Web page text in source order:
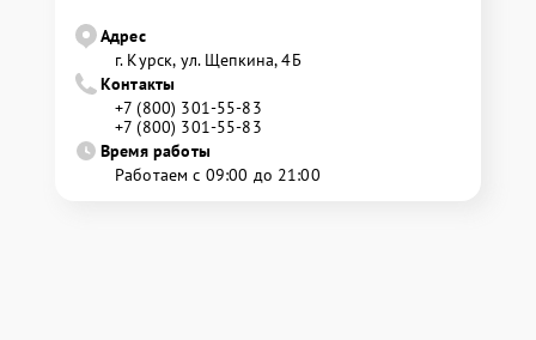
Адрес
г. Курск, ул. Щепкина, 4Б
Контакты
+7 (800) 301-55-83
+7 (800) 301-55-83
Время работы
Работаем с 09:00 до 21:00